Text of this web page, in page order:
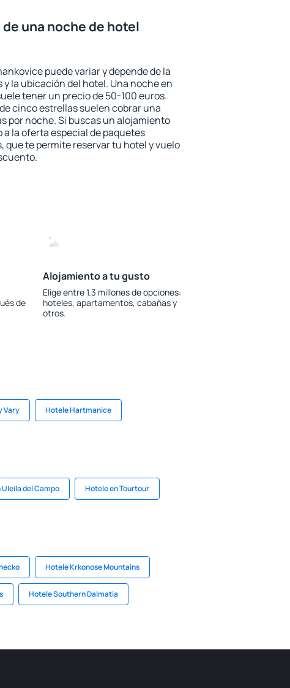
una noche de hotel
puede variar y depende de la
la ubicación del hotel. Una noche en
tener un precio de 50-100 euros.
cinco estrellas suelen cobrar una
por noche. Si buscas un alojamiento
la oferta especial de paquetes
que te permite reservar tu hotel y vuelo
de
Alojamiento a tu gusto
Elige entre 1.3 millones de opciones:
hoteles, apartamentos, cabañas y
otros.
Vary Hotele Hartmanice
del Campo Hotele en Tourtour
Hotele Krkonose Mountains
Hotele Southern Dalmatia